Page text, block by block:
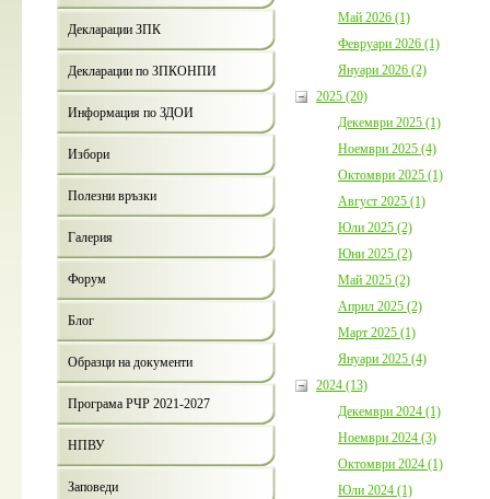
Декларации ЗПК
Декларации по ЗПКОНПИ
Информация по ЗДОИ
Избори
Полезни връзки
Галерия
Форум
Блог
Образци на документи
Програма РЧР 2021-2027
НПВУ
Заповеди
Май 2026 (1)
Февруари 2026 (1)
Януари 2026 (2)
2025 (20)
Декември 2025 (1)
Ноември 2025 (4)
Октомври 2025 (1)
Август 2025 (1)
Юли 2025 (2)
Юни 2025 (2)
Май 2025 (2)
Април 2025 (2)
Март 2025 (1)
Януари 2025 (4)
2024 (13)
Декември 2024 (1)
Ноември 2024 (3)
Октомври 2024 (1)
Юли 2024 (1)